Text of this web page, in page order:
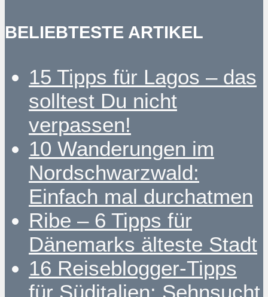
BELIEBTESTE ARTIKEL
15 Tipps für Lagos – das
solltest Du nicht
verpassen!
10 Wanderungen im
Nordschwarzwald:
Einfach mal durchatmen
Ribe – 6 Tipps für
Dänemarks älteste Stadt
16 Reiseblogger-Tipps
für Süditalien: Sehnsucht